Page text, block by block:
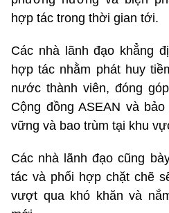
hợp tác trong thời gian tới.
Các nhà lãnh đạo khẳng
hợp tác nhằm phát huy
nước thành viên, đóng
Cộng đồng ASEAN và
vững và bao trùm tại khu
Các nhà lãnh đạo cũng
tác và phối hợp chặt chẽ
vượt qua khó khăn và